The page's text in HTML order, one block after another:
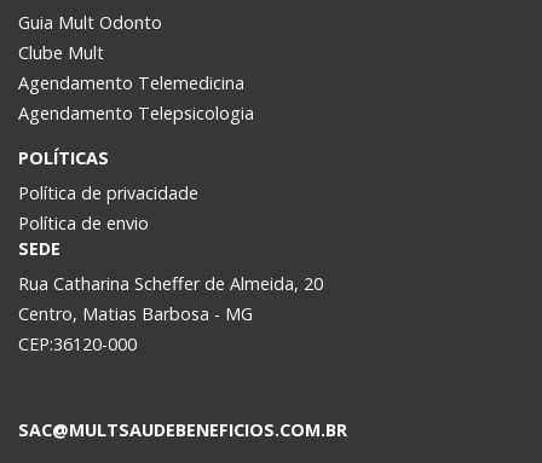
Guia Mult Odonto
Clube Mult
Agendamento Telemedicina
Agendamento Telepsicologia
POLÍTICAS
Política de privacidade
Política de envio
SEDE
Rua Catharina Scheffer de Almeida, 20
Centro, Matias Barbosa - MG
CEP:36120-000
SAC@MULTSAUDEBENEFICIOS.COM.BR